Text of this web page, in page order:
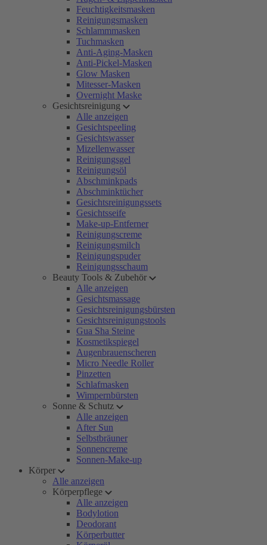
Feuchtigkeitsmasken
Reinigungsmasken
Schlammmasken
Tuchmasken
Anti-Aging-Masken
Anti-Pickel-Masken
Glow Masken
Mitesser-Masken
Overnight Maske
Gesichtsreinigung
Alle anzeigen
Gesichtspeeling
Gesichtswasser
Mizellenwasser
Reinigungsgel
Reinigungsöl
Abschminkpads
Abschminktücher
Gesichtsreinigungssets
Gesichtsseife
Make-up-Entferner
Reinigungscreme
Reinigungsmilch
Reinigungspuder
Reinigungsschaum
Beauty Tools & Zubehör
Alle anzeigen
Gesichtsmassage
Gesichtsreinigungsbürsten
Gesichtsreinigungstools
Gua Sha Steine
Kosmetikspiegel
Augenbrauenscheren
Micro Needle Roller
Pinzetten
Schlafmasken
Wimpernbürsten
Sonne & Schutz
Alle anzeigen
After Sun
Selbstbräuner
Sonnencreme
Sonnen-Make-up
Körper
Alle anzeigen
Körperpflege
Alle anzeigen
Bodylotion
Deodorant
Körperbutter